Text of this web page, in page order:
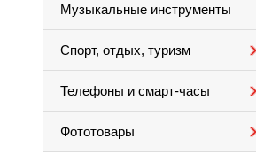
Музыкальные инструменты
Спорт, отдых, туризм
Телефоны и смарт-часы
Фототовары